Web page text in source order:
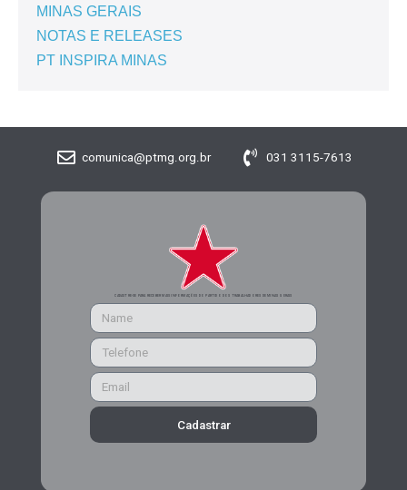
MINAS GERAIS
NOTAS E RELEASES
PT INSPIRA MINAS
comunica@ptmg.org.br 031 3115-7613
CADASTRE-SE PARA RECEBER MAIS INFORMAÇÕES DO PARTIDO DOS TRABALHADORES DE MINAS GERAIS
Cadastrar